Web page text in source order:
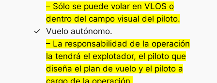
– Sólo se puede volar en VLOS o
dentro del campo visual del piloto.
Vuelo autónomo.
– La responsabilidad de la operación
la tendrá el explotador, el piloto que
diseña el plan de vuelo y el piloto a
cargo de la operación.